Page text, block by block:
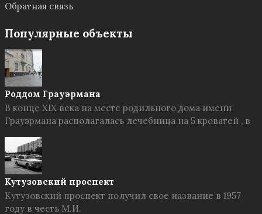
Обратная связь
Популярные объекты
Роддом Грауэрмана
В конце XIX века на месте родильного дома имени
Грауэрмана располагалась лечебница на 5 кроватей , в
Кутузовский проспект
Кутузовский проспект получил свое название в 1957
году в честь М.И.